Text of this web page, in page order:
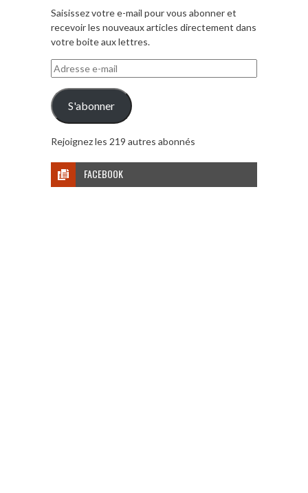
Saisissez votre e-mail pour vous abonner et
recevoir les nouveaux articles directement dans
votre boite aux lettres.
Adresse
e-
mail
S'abonner
Rejoignez les 219 autres abonnés
FACEBOOK